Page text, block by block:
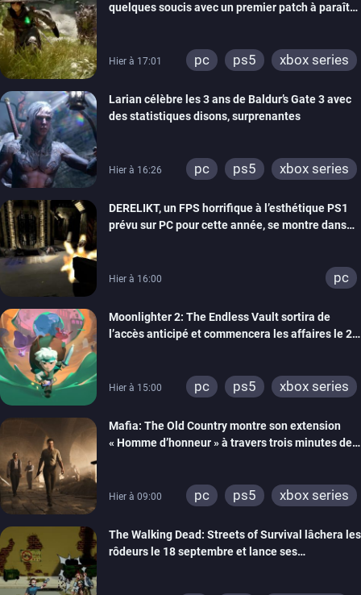
quelques soucis avec un premier patch à paraître
Hier à 17:01 pc ps5 xbox series
Larian célèbre les 3 ans de Baldur’s Gate 3 avec
des statistiques disons, surprenantes
Hier à 16:26 pc ps5 xbox series
DERELIKT, un FPS horrifique à l’esthétique PS1
prévu sur PC pour cette année, se montre dans
Hier à 16:00 pc
Moonlighter 2: The Endless Vault sortira de
l’accès anticipé et commencera les affaires le 2
Hier à 15:00 pc ps5 xbox series
Mafia: The Old Country montre son extension
« Homme d’honneur » à travers trois minutes de
Hier à 09:00 pc ps5 xbox series
The Walking Dead: Streets of Survival lâchera les
rôdeurs le 18 septembre et lance ses